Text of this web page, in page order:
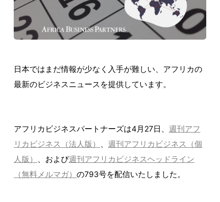
日本ではまだ情報が少なく入手が難しい、アフリカの
最新のビジネスニュースを提供しています。
アフリカビジネスパートナーズは4月27日、 週刊アフ
リカビジネス（法人版）
週刊アフリカビジネス（個
人版）
、および週刊アフリカビジネスヘッドライン
（無料メルマガ） の793号を配信いたしました。